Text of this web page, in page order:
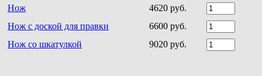
Нож
4620 руб.
Нож с доской для правки
6600 руб.
Нож со шкатулкой
9020 руб.